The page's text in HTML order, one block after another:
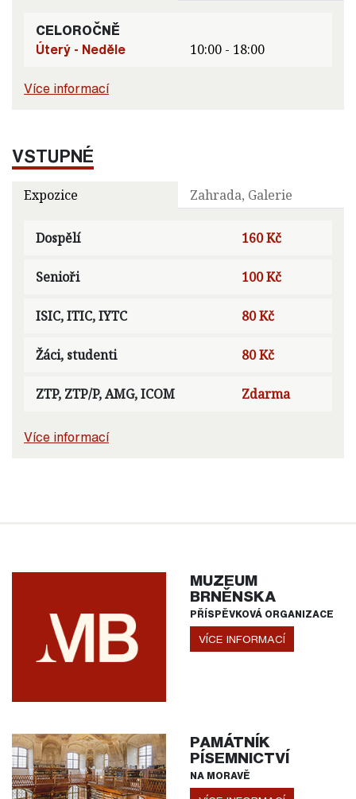
CELOROČNĚ
Úterý - Neděle
10:00 - 18:00
Více informací
VSTUPNÉ
Expozice Zahrada, Galerie
Dospělí 160 Kč
Senioři 100 Kč
ISIC, ITIC, IYTC 80 Kč
Žáci, studenti 80 Kč
ZTP, ZTP/P, AMG, ICOM Zdarma
Více informací
MUZEUM
BRNĚNSKA
PŘÍSPĚVKOVÁ ORGANIZACE
VÍCE INFORMACÍ
PAMÁTNÍK
PÍSEMNICTVÍ
NA MORAVĚ